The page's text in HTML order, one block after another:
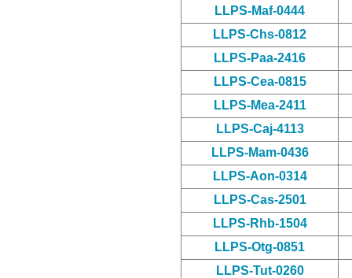
LLPS-Maf-0444
LLPS-Chs-0812
LLPS-Paa-2416
LLPS-Cea-0815
LLPS-Mea-2411
LLPS-Caj-4113
LLPS-Mam-0436
LLPS-Aon-0314
LLPS-Cas-2501
LLPS-Rhb-1504
LLPS-Otg-0851
LLPS-Tut-0260